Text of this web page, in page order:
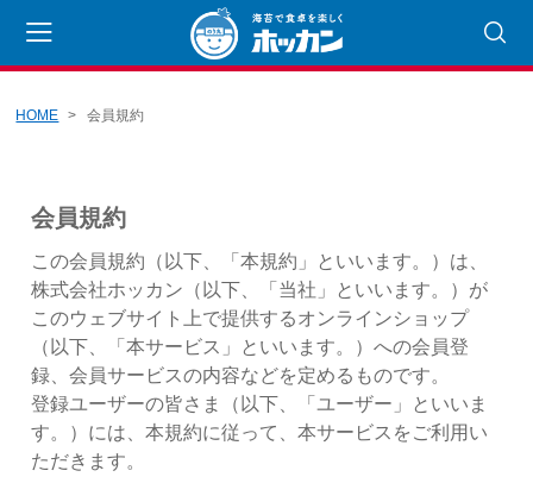
海苔
焼きのり
その他
乾物
海産乾物
HOME 会員規約
会員規約
この会員規約（以下、「本規約」といいます。）は、
株式会社ホッカン（以下、「当社」といいます。）が
このウェブサイト上で提供するオンラインショップ
（以下、「本サービス」といいます。）への会員登
録、会員サービスの内容などを定めるものです。
登録ユーザーの皆さま（以下、「ユーザー」といいま
す。）には、本規約に従って、本サービスをご利用い
ただきます。